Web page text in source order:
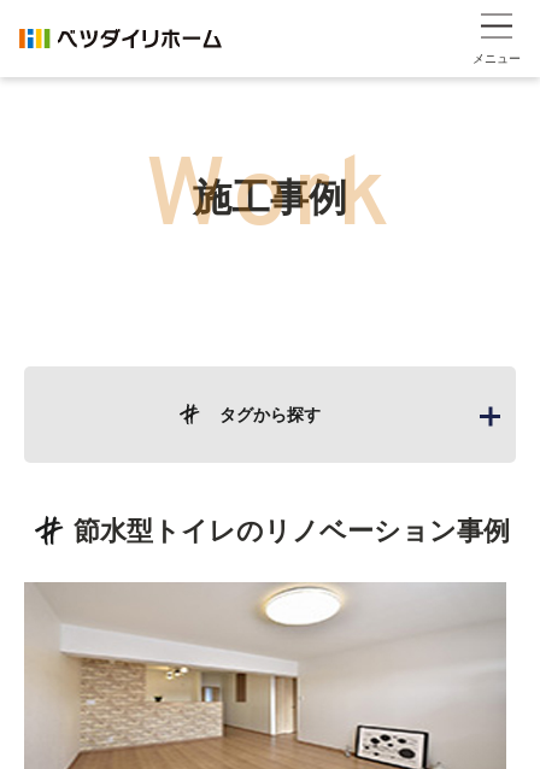
メニュー
施工事例
タグから探す
節水型トイレのリノベーション事例